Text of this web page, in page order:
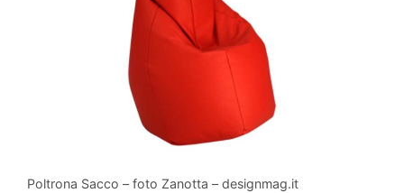
Poltrona Sacco – foto Zanotta – designmag.it